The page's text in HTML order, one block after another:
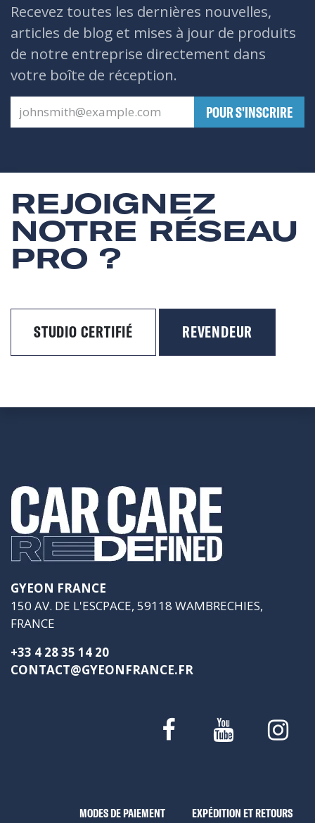
Recevez toutes les dernières nouvelles,
articles de blog et mises à jour de produits
de notre entreprise directement dans
votre boîte de réception.
​POUR S'INSCRIRE
REJOIGNEZ
NOTRE RÉSEAU
PRO ?
STUDIO CERTIFIÉ REVENDEUR
GYEON FRANCE
150 AV. DE L'ESCPACE, 59118 WAMBRECHIES,
FRANCE
+33 4 28 35 14 20
CONTACT@GYEONFRANCE.FR
MODES DE PAIEMENT EXPÉDITION ET RETOURS